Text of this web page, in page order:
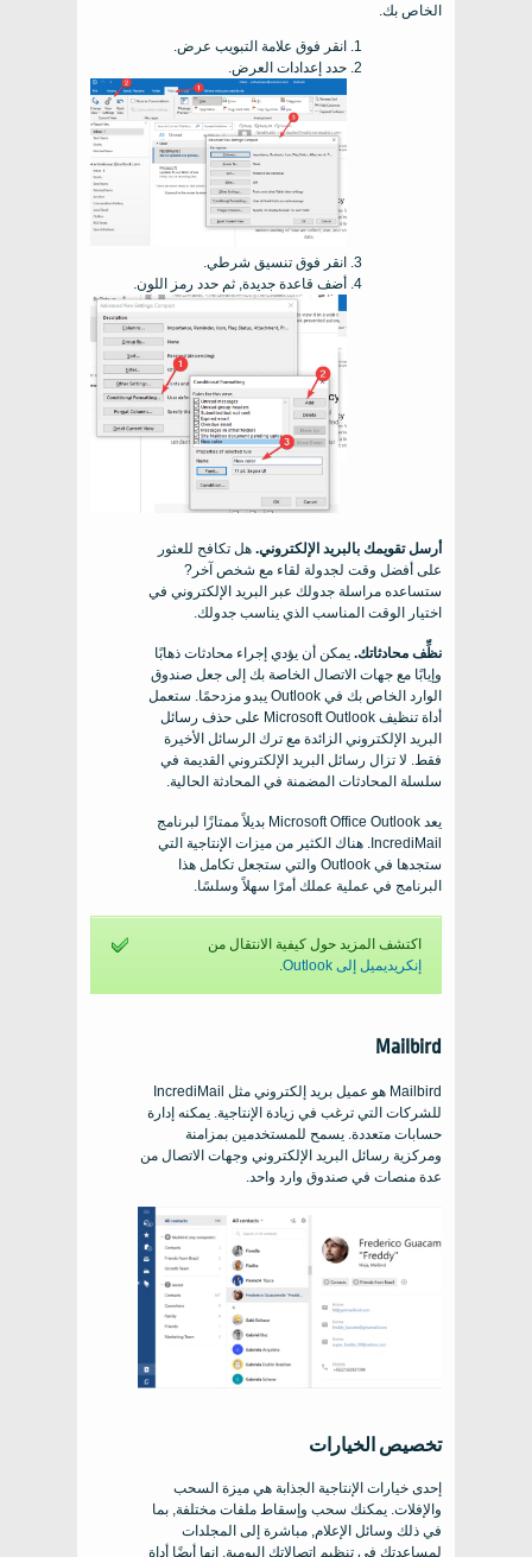
الخاص بك.
انقر فوق علامة التبويب عرض.
حدد إعدادات العرض.
انقر فوق تنسيق شرطي.
أضف قاعدة جديدة, ثم حدد رمز اللون.
أرسل تقويمك بالبريد الإلكتروني. هل تكافح للعثور
على أفضل وقت لجدولة لقاء مع شخص آخر?
ستساعده مراسلة جدولك عبر البريد الإلكتروني في
اختيار الوقت المناسب الذي يناسب جدولك.
نظِّف محادثاتك. يمكن أن يؤدي إجراء محادثات ذهابًا
وإيابًا مع جهات الاتصال الخاصة بك إلى جعل صندوق
الوارد الخاص بك في Outlook يبدو مزدحمًا. ستعمل
أداة تنظيف Microsoft Outlook على حذف رسائل
البريد الإلكتروني الزائدة مع ترك الرسائل الأخيرة
فقط. لا تزال رسائل البريد الإلكتروني القديمة في
سلسلة المحادثات المضمنة في المحادثة الحالية.
يعد Microsoft Office Outlook بديلاً ممتازًا لبرنامج
IncrediMail. هناك الكثير من ميزات الإنتاجية التي
ستجدها في Outlook والتي ستجعل تكامل هذا
البرنامج في عملية عملك أمرًا سهلاً وسلسًا.
اكتشف المزيد حول كيفية الانتقال من
إنكريديميل إلى Outlook
.
Mailbird
Mailbird هو عميل بريد إلكتروني مثل IncrediMail
للشركات التي ترغب في زيادة الإنتاجية. يمكنه إدارة
حسابات متعددة. يسمح للمستخدمين بمزامنة
ومركزية رسائل البريد الإلكتروني وجهات الاتصال من
عدة منصات في صندوق وارد واحد.
تخصيص الخيارات
إحدى خيارات الإنتاجية الجذابة هي ميزة السحب
والإفلات. يمكنك سحب وإسقاط ملفات مختلفة, بما
في ذلك وسائل الإعلام, مباشرة إلى المجلدات
لمساعدتك في تنظيم اتصالاتك اليومية. إنها أيضًا أداة